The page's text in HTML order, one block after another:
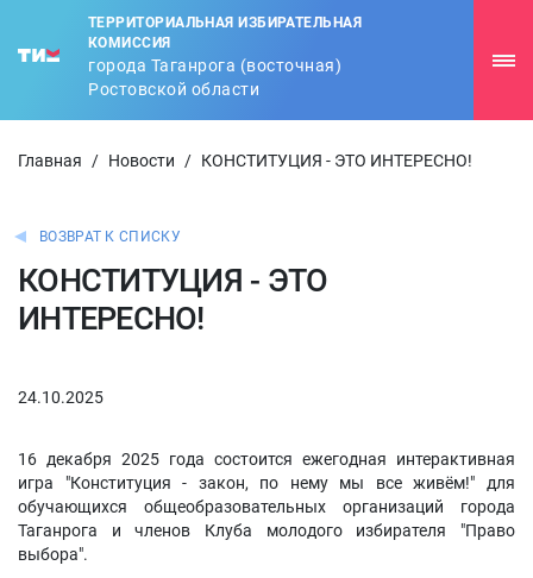
ТЕРРИТОРИАЛЬНАЯ ИЗБИРАТЕЛЬНАЯ
КОМИССИЯ
города Таганрога (восточная)
Ростовской области
Главная / Новости / КОНСТИТУЦИЯ - ЭТО ИНТЕРЕСНО!
ВОЗВРАТ К СПИСКУ
КОНСТИТУЦИЯ - ЭТО
ИНТЕРЕСНО!
24.10.2025
16 декабря 2025 года состоится ежегодная интерактивная
игра "Конституция - закон, по нему мы все живём!" для
обучающихся общеобразовательных организаций города
Таганрога и членов Клуба молодого избирателя "Право
выбора".